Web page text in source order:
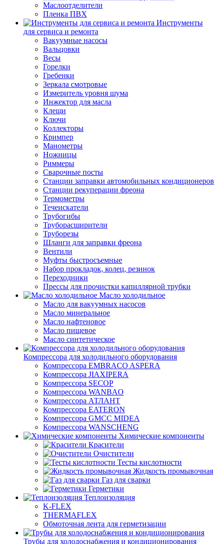
Маслоотделители
Пленка ПВХ
Инструменты
для сервиса и ремонта
Вакуумные насосы
Вальцовки
Весы
Горелки
Гребенки
Зеркала смотровые
Измеритель уровня шума
Инжектор для масла
Клещи
Ключи
Коллекторы
Кримпер
Манометры
Ножницы
Риммеры
Сварочные посты
Станции заправки автомобильных кондиционеров
Станции рекуперации фреона
Термометры
Течеискатели
Трубогибы
Труборасширители
Труборезы
Шланги для заправки фреона
Вентили
Муфты быстросъемные
Набор прокладок, колец, резинок
Переходники
Прессы для прочистки капиллярной трубки
Масло холодильное
Масло для вакуумных насосов
Масло минеральное
Масло нафтеновое
Масло пищевое
Масло синтетическое
Компрессора для холодильного оборудования
Компрессора EMBRACO ASPERA
Компрессора JIAXIPERA
Компрессора SECOP
Компрессора WANBAO
Компрессора АТЛАНТ
Компрессора EATERON
Компрессора GMCC MIDEA
Компрессора WANSCHENG
Химические компоненты
Красители
Очистители
Тесты кислотности
Жидкость промывочная
Газ для сварки
Герметики
Теплоизоляция
K-FLEX
THERMAFLEX
Обмоточная лента для герметизации
Трубы для холодоснабжения и кондиционирования